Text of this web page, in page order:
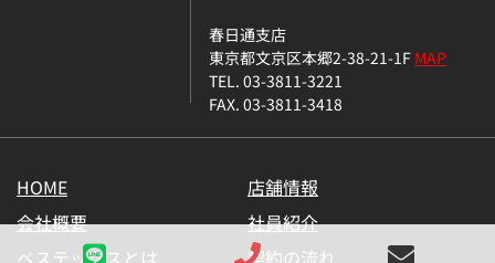
春日通支店
東京都文京区本郷2-38-21-1FMAP
TEL. 03-3811-3221
FAX. 03-3811-3418
HOME
店舗情報
会社概要
社員紹介
ベステックスとは
契約の流れ